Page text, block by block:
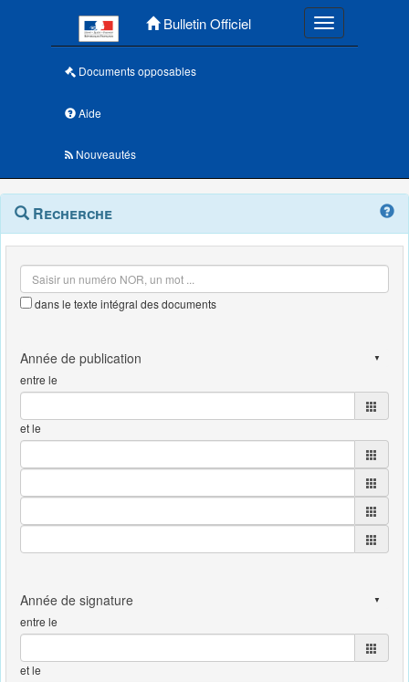
Bulletin Officiel Toggle
Documents opposables
Aide
Nouveautés
Navigation
outils
Menu
contextuel
Recherche
dans le texte intégral des documents
entre le
et le
entre le
et le